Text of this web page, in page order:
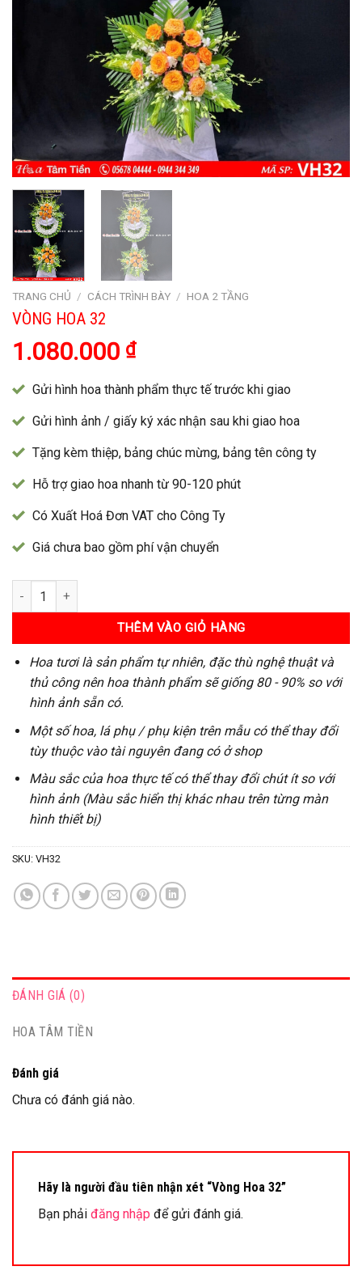
TRANG CHỦ / CÁCH TRÌNH BÀY / HOA 2 TẦNG
VÒNG HOA 32
1.080.000 ₫
Gửi hình hoa thành phẩm thực tế trước khi giao
Gửi hình ảnh / giấy ký xác nhận sau khi giao hoa
Tặng kèm thiệp, bảng chúc mừng, bảng tên công ty
Hỗ trợ giao hoa nhanh từ 90-120 phút
Có Xuất Hoá Đơn VAT cho Công Ty
Giá chưa bao gồm phí vận chuyển
Vòng Hoa 32 số lượng
THÊM VÀO GIỎ HÀNG
Hoa tươi là sản phẩm tự nhiên, đặc thù nghệ thuật và
thủ công nên hoa thành phẩm sẽ giống 80 - 90% so với
hình ảnh sẵn có.
Một số hoa, lá phụ / phụ kiện trên mẫu có thể thay đổi
tùy thuộc vào tài nguyên đang có ở shop
Màu sắc của hoa thực tế có thể thay đổi chút ít so với
hình ảnh (Màu sắc hiển thị khác nhau trên từng màn
hình thiết bị)
SKU: VH32
ĐÁNH GIÁ (0)
HOA TÂM TIỀN
Đánh giá
Chưa có đánh giá nào.
Hãy là người đầu tiên nhận xét “Vòng Hoa 32”
Bạn phải đăng nhập để gửi đánh giá.